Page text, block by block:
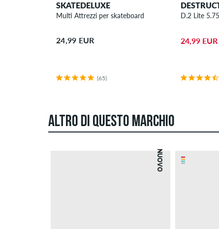
SKATEDELUXE
Multi Attrezzi per skateboard
24,99 EUR
(65)
D.2 Lite
24,99 EUR
ALTRO DI QUESTO MARCHIO
NUOVO